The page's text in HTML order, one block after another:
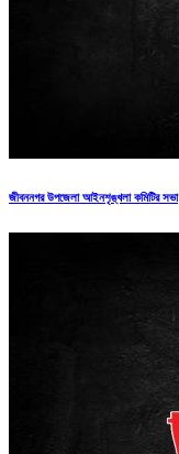
জীবননগর উপজেলা আইনশৃঙ্খলা কমিটির সভা